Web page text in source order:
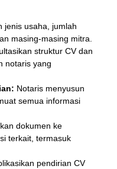
jenis usaha, jumlah
masing-masing mitra.
struktur CV dan
notaris yang
Notaris menyusun
semua informasi
dokumen ke
terkait, termasuk
pendirian CV